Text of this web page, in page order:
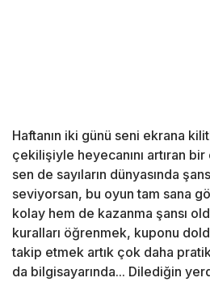
Haftanın iki günü seni ekrana
çekilişiyle heyecanını artıran
sen de sayıların dünyasında
seviyorsan, bu oyun tam sana
kolay hem de kazanma şansı
kuralları öğrenmek, kuponu
takip etmek artık çok daha
da bilgisayarında... Dilediğin